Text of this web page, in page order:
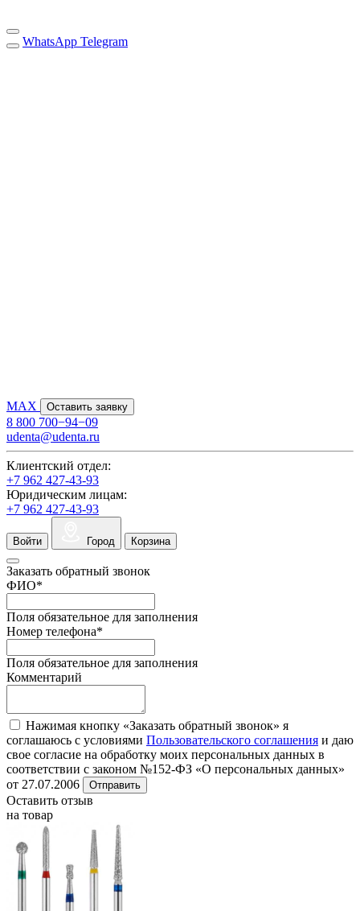
WhatsApp Telegram
MAX Оставить заявку
8 800 700−94−09
udenta@udenta.ru
Клиентский отдел:
+7 962 427-43-93
Юридическим лицам:
+7 962 427-43-93
Войти Город Корзина
Заказать обратный звонок
ФИО*
Поля обязательное для заполнения
Номер телефона*
Поля обязательное для заполнения
Комментарий
Нажимая кнопку «Заказать обратный звонок» я
соглашаюсь с условиями Пользовательского соглашения и даю
свое согласие на обработку моих персональных данных в
соответствии с законом №152-ФЗ «О персональных данных»
от 27.07.2006
Отправить
Оставить отзыв
на товар